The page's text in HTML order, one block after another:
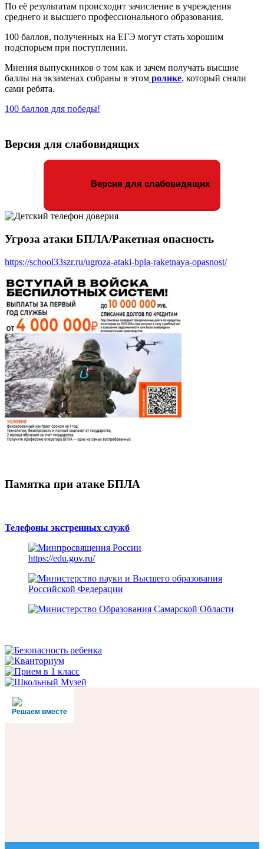
По её результатам происходит зачисление в учреждения
среднего и высшего профессионального образования.
100 баллов, полученных на ЕГЭ могут стать хорошим
подспорьем при поступлении.
Мнения выпускников о том как и зачем получать высшие
баллы на экзаменах собраны в этом ролике, который сняли
сами ребята.
100 баллов для победы!
Версия для слабовидящих
Версия для слабовидящих
Угроза атаки БПЛА/Ракетная опасность
https://school33szr.ru/ugroza-ataki-bpla-raketnaya-opasnost/
Памятка при атаке БПЛА
Телефоны экстренных служб
https://edu.gov.ru/
Решаем вместе